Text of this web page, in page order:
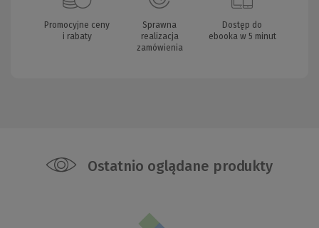
Promocyjne ceny
i rabaty
Sprawna
realizacja
zamówienia
Dostęp do
ebooka w 5 minut
Ostatnio oglądane produkty